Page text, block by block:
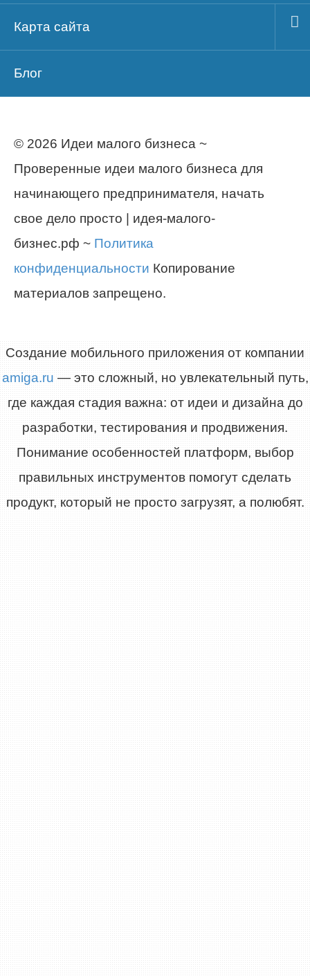
Карта сайта
Блог
© 2026 Идеи малого бизнеса ~
Проверенные идеи малого бизнеса для
начинающего предпринимателя, начать
свое дело просто | идея-малого-
бизнес.рф ~ Политика
конфиденциальности Копирование
материалов запрещено.
Создание мобильного приложения от компании
amiga.ru — это сложный, но увлекательный путь,
где каждая стадия важна: от идеи и дизайна до
разработки, тестирования и продвижения.
Понимание особенностей платформ, выбор
правильных инструментов помогут сделать
продукт, который не просто загрузят, а полюбят.